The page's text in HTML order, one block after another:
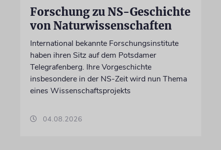
Forschung zu NS-Geschichte
von Naturwissenschaften
International bekannte Forschungsinstitute
haben ihren Sitz auf dem Potsdamer
Telegrafenberg. Ihre Vorgeschichte
insbesondere in der NS-Zeit wird nun Thema
eines Wissenschaftsprojekts
04.08.2026